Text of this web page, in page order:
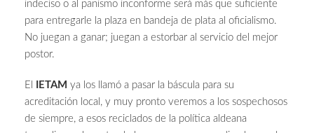
indeciso o al panismo inconforme será más que suficiente
para entregarle la plaza en bandeja de plata al oficialismo.
No juegan a ganar; juegan a estorbar al servicio del mejor
postor.
El IETAM ya los llamó a pasar la báscula para su
acreditación local, y muy pronto veremos a los sospechosos
de siempre, a esos reciclados de la política aldeana